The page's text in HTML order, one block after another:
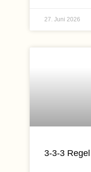
27. Juni 2026
3-3-3